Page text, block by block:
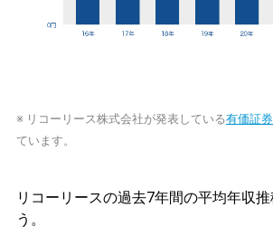
※ リコーリース株式会社が発表している有価証
ています。
リコーリースの過去7年間の平均年収
う。